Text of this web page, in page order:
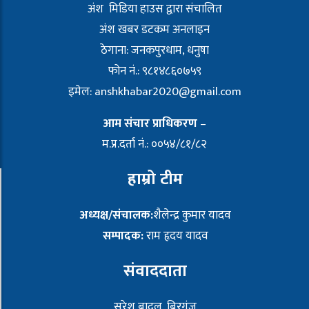
अंश मिडिया हाउस द्वारा संचालित
अंश खबर डटकम अनलाइन
ठेगाना: जनकपुरधाम, धनुषा
फोन नं.: ९८१४८६०७५९
इमेल:anshkhabar2020@gmail.com
आम संचार प्राधिकरण–
म.प्र.दर्ता नं.: ००५४/८१/८२
हाम्रो टीम
अध्यक्ष/संचालक:शैलेन्द्र कुमार यादव
सम्पादक:राम हृदय यादव
संवाददाता